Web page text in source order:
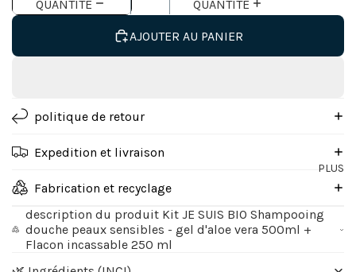
PLUS
QUANTITÉ
QUANTITÉ
AJOUTER AU PANIER
politique de retour
Expedition et livraison
Fabrication et recyclage
description du produit Kit JE SUIS BIO Shampooing
douche peaux sensibles - gel d'aloe vera 500ml +
Flacon incassable 250 ml